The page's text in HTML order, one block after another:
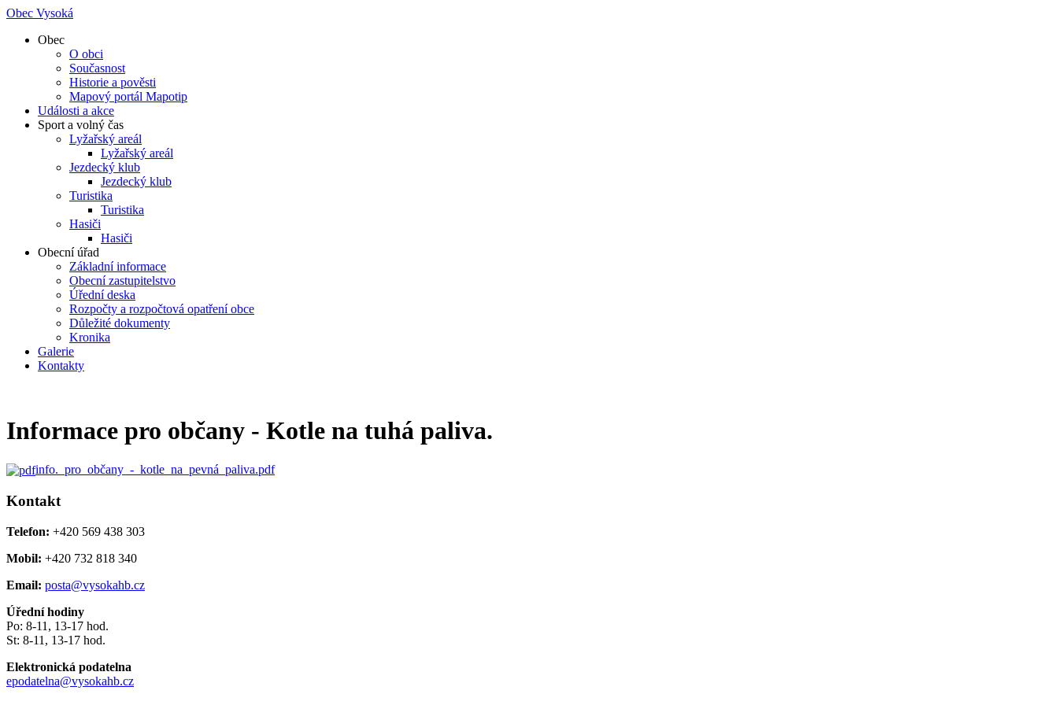
Obec Vysoká
Obec
O obci
Současnost
Historie a pověsti
Mapový portál Mapotip
Události a akce
Sport a volný čas
Lyžařský areál
Lyžařský areál
Jezdecký klub
Jezdecký klub
Turistika
Turistika
Hasiči
Hasiči
Obecní úřad
Základní informace
Obecní zastupitelstvo
Úřední deska
Rozpočty a rozpočtová opatření obce
Důležité dokumenty
Kronika
Galerie
Kontakty
Informace pro občany - Kotle na tuhá paliva.
info._pro_občany_-_kotle_na_pevná_paliva.pdf
Kontakt
Telefon: +420 569 438 303
Mobil: +420 732 818 340
Email: posta@vysokahb.cz
Úřední hodiny
Po: 8-11, 13-17 hod.
St: 8-11, 13-17 hod.
Elektronická podatelna
epodatelna@vysokahb.cz